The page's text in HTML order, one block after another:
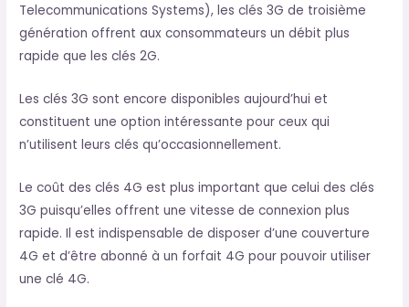
Telecommunications Systems), les clés 3G de troisième
génération offrent aux consommateurs un débit plus
rapide que les clés 2G.
Les clés 3G sont encore disponibles aujourd’hui et
constituent une option intéressante pour ceux qui
n’utilisent leurs clés qu’occasionnellement.
Le coût des clés 4G est plus important que celui des clés
3G puisqu’elles offrent une vitesse de connexion plus
rapide. Il est indispensable de disposer d’une couverture
4G et d’être abonné à un forfait 4G pour pouvoir utiliser
une clé 4G.